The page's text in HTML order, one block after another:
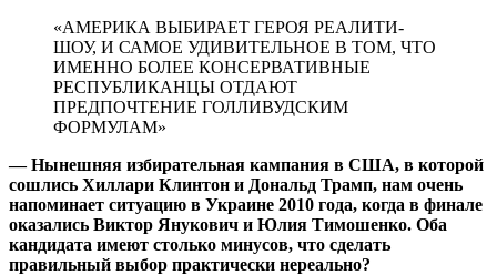
«АМЕРИКА ВЫБИРАЕТ ГЕРОЯ РЕАЛИТИ-
ШОУ, И САМОЕ УДИВИТЕЛЬНОЕ В ТОМ, ЧТО
ИМЕННО БОЛЕЕ КОНСЕРВАТИВНЫЕ
РЕСПУБЛИКАНЦЫ ОТДАЮТ
ПРЕДПОЧТЕНИЕ ГОЛЛИВУДСКИМ
ФОРМУЛАМ»
— Нынешняя избирательная кампания в США, в которой
сошлись Хиллари Клинтон и Дональд Трамп, нам очень
напоминает ситуацию в Украине 2010 года, когда в финале
оказались Виктор Янукович и Юлия Тимошенко. Оба
кандидата имеют столько минусов, что сделать
правильный выбор практически нереально?